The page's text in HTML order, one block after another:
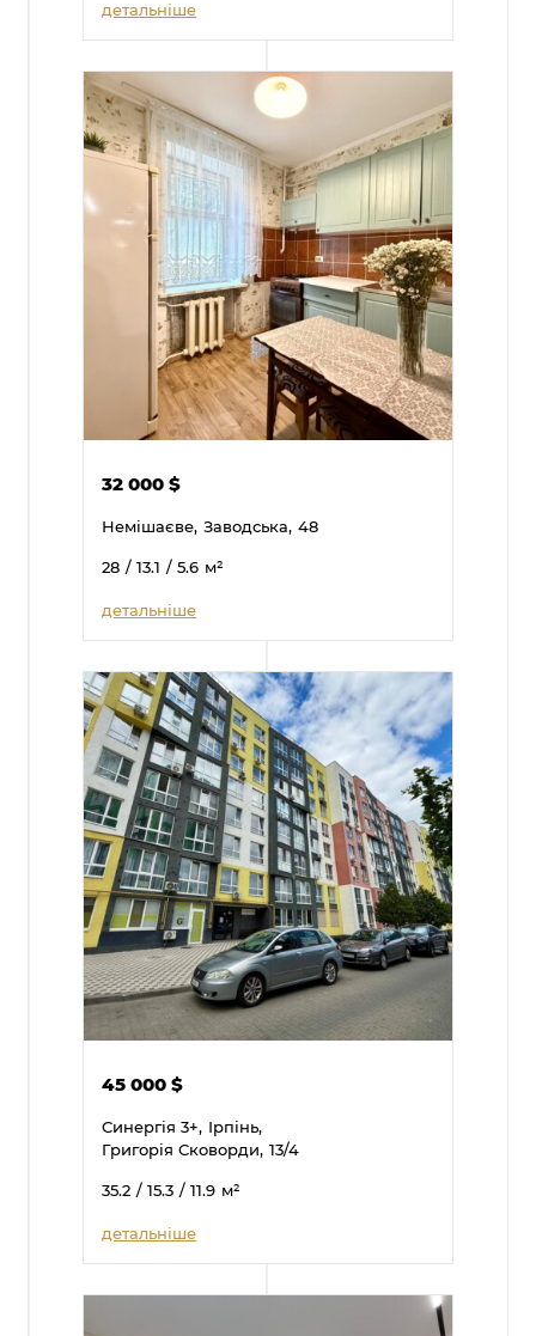
детальніше
32 000$
Немішаєве, Заводська, 48
28 / 13.1 / 5.6 м²
детальніше
45 000$
Синергія 3+, Ірпінь,
Григорія Сковорди, 13/4
35.2 / 15.3 / 11.9 м²
детальніше